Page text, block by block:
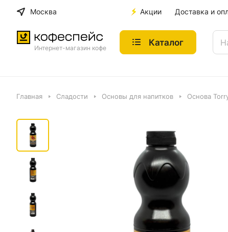
Москва Акции Доставка и
Интернет-магазин кофе
Каталог
Главная Сладости Основы для напитков Основа